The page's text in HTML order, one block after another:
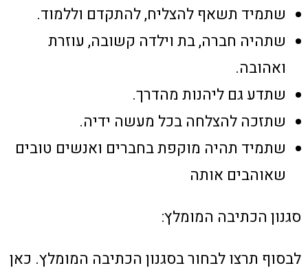
שתמיד תשאף להצליח, להתקדם וללמוד.
שתהיה חברה, בת וילדה קשובה, עוזרת
ואהובה.
שתדע גם ליהנות מהדרך.
שתזכה להצלחה בכל מעשה ידיה.
שתמיד תהיה מוקפת בחברים ואנשים טובים
שאוהבים אותה
סגנון הכתיבה המומלץ:
לבסוף תרצו לבחור בסגנון הכתיבה המומלץ. כאן